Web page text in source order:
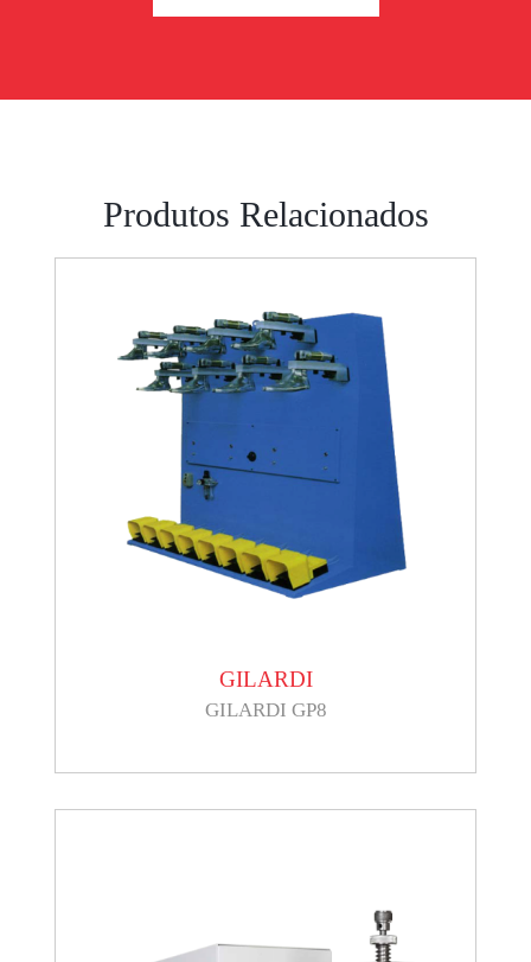
Produtos Relacionados
GILARDI
GILARDI GP8